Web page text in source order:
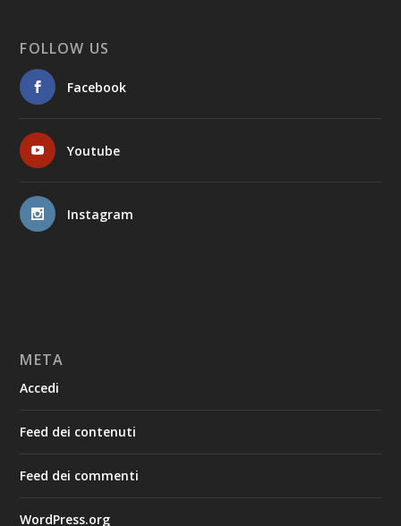
FOLLOW US
Facebook
Youtube
Instagram
META
Accedi
Feed dei contenuti
Feed dei commenti
WordPress.org